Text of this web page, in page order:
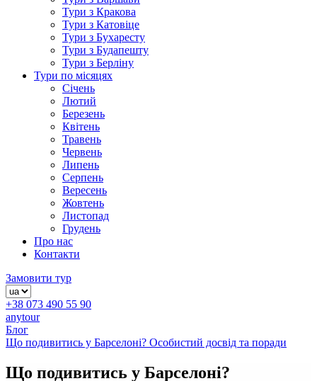
Тури з Кракова
Тури з Катовіце
Тури з Бухаресту
Тури з Будапешту
Тури з Берліну
Тури по місяцях
Січень
Лютий
Березень
Квітень
Травень
Червень
Липень
Серпень
Вересень
Жовтень
Листопад
Грудень
Про нас
Контакти
Замовити тур
+38 073 490 55 90
anytour
Блог
Що подивитись у Барселоні? Особистий досвід та поради
Що подивитись у Барселоні?